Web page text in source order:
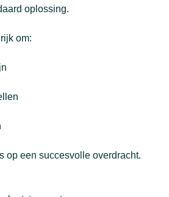
oplossing.
om:
op een succesvolle overdracht.